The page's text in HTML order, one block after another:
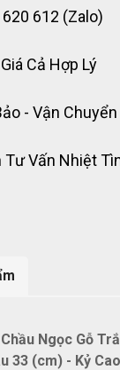
612 (Zalo)
Cả Hợp Lý
- Vận Chuyển
Vấn Nhiệt
Ngọc Gỗ
33 (cm) - Kỷ